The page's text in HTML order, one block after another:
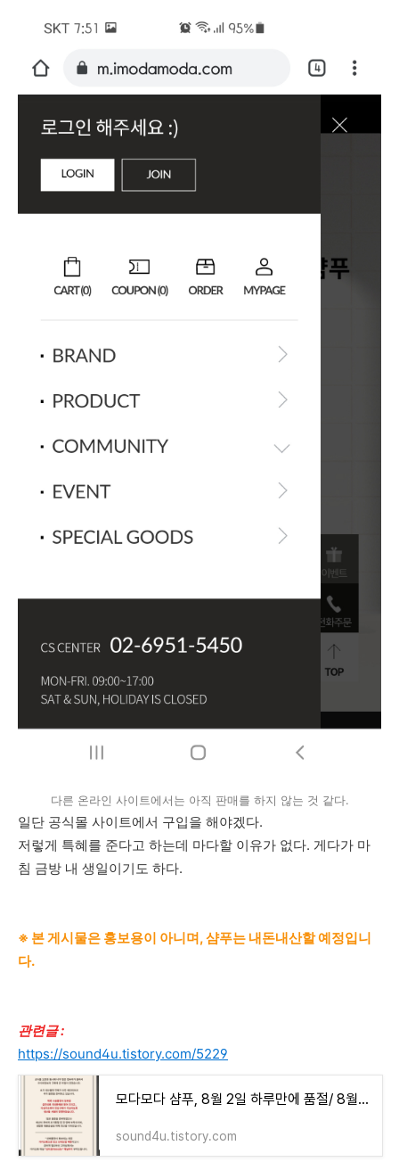
다른 온라인 사이트에서는 아직 판매를 하지 않는 것 같다.
일단 공식몰 사이트에서 구입을 해야겠다.
저렇게 특혜를 준다고 하는데 마다할 이유가 없다. 게다가 마
침 금방 내 생일이기도 하다.
※ 본 게시물은 홍보용이 아니며, 샴푸는 내돈내산할 예정입니
다.
관련글 :
https://sound4u.tistory.com/5229
모다모다 샴푸, 8월 2일 하루만에 품절/ 8월 3일도 낮 1시 오픈하고 얼마 안되 또 품절
sound4u.tistory.com